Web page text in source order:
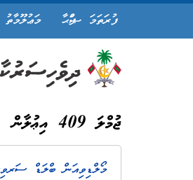
ފުރަތަމަ ޞަފްޙާ މަޢުލޫމާތު
ޖުމްލަ 409 އިޢުލާން
މޯލްޑިވިއަން ބްލަޑް